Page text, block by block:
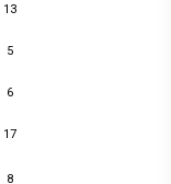
13
5
6
17
8